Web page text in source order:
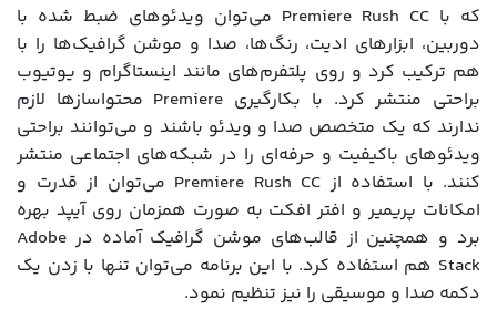
که با Premiere Rush CC می‌توان ویدئوهای ضبط شده با
دوربین، ابزارهای ادیت، رنگ‌ها، صدا و موشن گرافیک‌ها را با
هم ترکیب کرد و روی پلتفرم‌های مانند اینستاگرام و یوتیوب
براحتی منتشر کرد. با بکارگیری Premiere محتواسازها لازم
ندارند که یک متخصص صدا و ویدئو باشند و می‌توانند براحتی
ویدئوهای باکیفیت و حرفه‌ای را در شبکه‌های اجتماعی منتشر
کنند. با استفاده از Premiere Rush CC می‌توان از قدرت و
امکانات پریمیر و افتر افکت به صورت همزمان روی آیپد بهره
برد و همچنین از قالب‌های موشن گرافیک آماده در Adobe
Stack هم استفاده کرد. با این برنامه می‌توان تنها با زدن یک
دکمه صدا و موسیقی را نیز تنظیم نمود.